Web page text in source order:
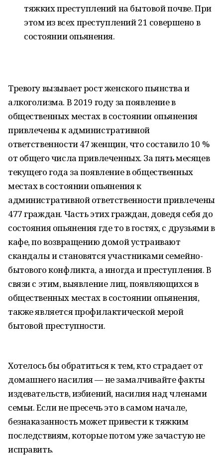
тяжких преступлений на бытовой почве. При
этом из всех преступлений 21 совершено в
состоянии опьянения.
Тревогу вызывает рост женского пьянства и
алкоголизма. В 2019 году за появление в
общественных местах в состоянии опьянения
привлечены к административной
ответственности 47 женщин, что составило 10 %
от общего числа привлеченных. За пять месяцев
текущего года за появление в общественных
местах в состоянии опьянения к
административной ответственности привлечены
477 граждан. Часть этих граждан, доведя себя до
состояния опьянения где то в гостях, с друзьями в
кафе, по возвращению домой устраивают
скандалы и становятся участниками семейно-
бытового конфликта, а иногда и преступления. В
связи с этим, выявление лиц, появляющихся в
общественных местах в состоянии опьянения,
также является профилактической мерой
бытовой преступности.
Хотелось бы обратиться к тем, кто страдает от
домашнего насилия — не замалчивайте факты
издевательств, избиений, насилия над членами
семьи. Если не пресечь это в самом начале,
безнаказанность может привести к тяжким
последствиям, которые потом уже зачастую не
исправить.